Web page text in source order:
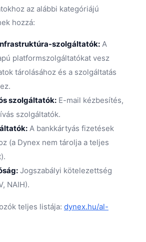
az alábbi kategóriájú
hozzá:
szolgáltatók: A
platformszolgáltatókat vesz
tárolásához és a szolgáltatás
szolgáltatók: E-mail kézbesítés,
szolgáltatók.
A bankkártyás fizetések
(a Dynex nem tárolja a teljes
Jogszabályi kötelezettség
NAIH).
teljes listája: dynex.hu/al-